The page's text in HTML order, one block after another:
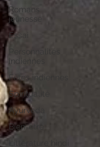
Romans
jeunesse
Essai
indiennes
Fêtes indiennes
Spiritualité
Ayurveda
Bien-être